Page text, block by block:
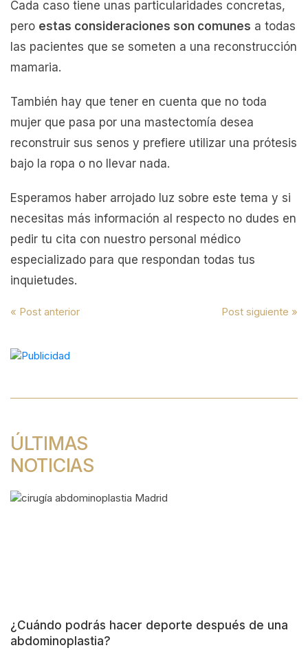
Cada caso tiene unas particularidades concretas,
pero estas consideraciones son comunes a todas
las pacientes que se someten a una reconstrucción
mamaria.
También hay que tener en cuenta que no toda
mujer que pasa por una mastectomía desea
reconstruir sus senos y prefiere utilizar una prótesis
bajo la ropa o no llevar nada.
Esperamos haber arrojado luz sobre este tema y si
necesitas más información al respecto no dudes en
pedir tu cita con nuestro personal médico
especializado para que respondan todas tus
inquietudes.
Navegación
de
entradas
« Post anterior Post siguiente »
ÚLTIMAS
NOTICIAS
¿Cuándo podrás hacer deporte después de una
abdominoplastia?